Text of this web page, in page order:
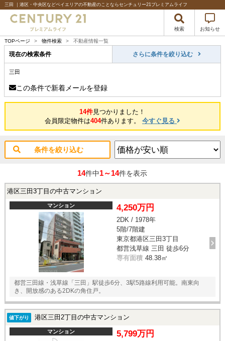
三田 ｜港区・中央区などベイエリアの不動産のことならセンチュリー21プレミアムライフ
検索 お知らせ
TOPページ > 物件検索 > 不動産情報一覧
現在の検索条件 さらに条件を絞り込む
三田
この条件で新着メールを登録
14件見つかりました！
会員限定物件は404件あります。 今すぐ見る
条件を絞り込む
14件中1～14件を表示
港区三田3丁目の中古マンション
マンション 4,250万円
2DK / 1978年
5階/7階建
東京都港区三田3丁目
都営浅草線 三田 徒歩6分
専有面積 48.38㎡
都営三田線・浅草線「三田」駅徒歩6分、3駅5路線利用可能。南東向
き、開放感のある2DKの角住戸。
値下がり 港区三田2丁目の中古マンション
マンション 5,799万円